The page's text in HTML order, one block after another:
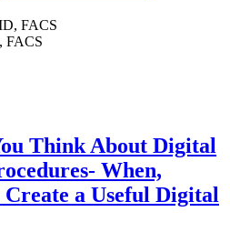
FACS
Think About Digital
When,
a Useful Digital